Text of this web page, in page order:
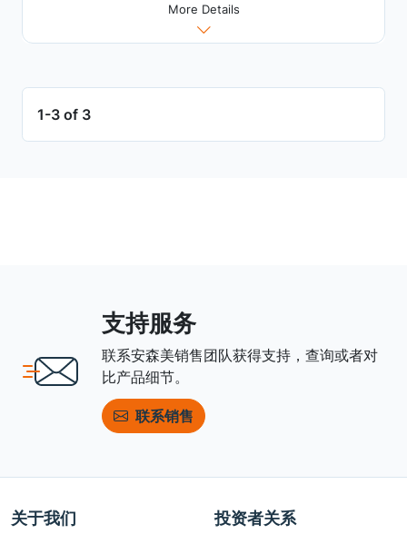
More Details
1-3 of 3
支持服务
联系安森美销售团队获得支持，查询或者对
比产品细节。
联系销售
关于我们 投资者关系